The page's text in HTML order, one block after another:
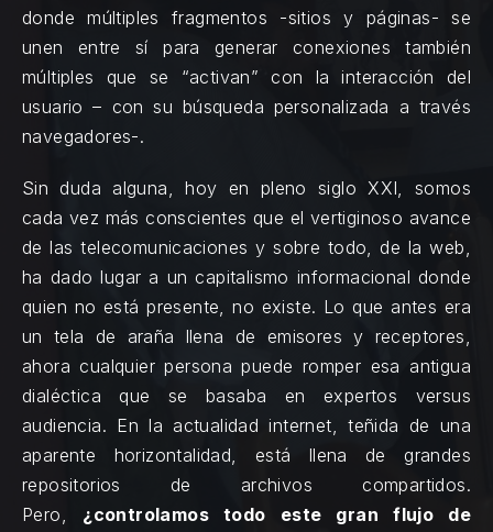
donde múltiples fragmentos -sitios y páginas- se
unen entre sí para generar conexiones también
múltiples que se “activan” con la interacción del
usuario – con su búsqueda personalizada a través
navegadores-.
Sin duda alguna, hoy en pleno siglo XXI, somos
cada vez más conscientes que el vertiginoso avance
de las telecomunicaciones y sobre todo, de la web,
ha dado lugar a un capitalismo informacional donde
quien no está presente, no existe. Lo que antes era
un tela de araña llena de emisores y receptores,
ahora cualquier persona puede romper esa antigua
dialéctica que se basaba en expertos versus
audiencia. En la actualidad internet, teñida de una
aparente horizontalidad, está llena de grandes
repositorios de archivos compartidos.
Pero, ¿controlamos todo este gran flujo de